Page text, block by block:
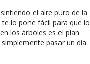
el aire puro de la
te lo pone fácil para que lo
los árboles es el plan
pasar un día